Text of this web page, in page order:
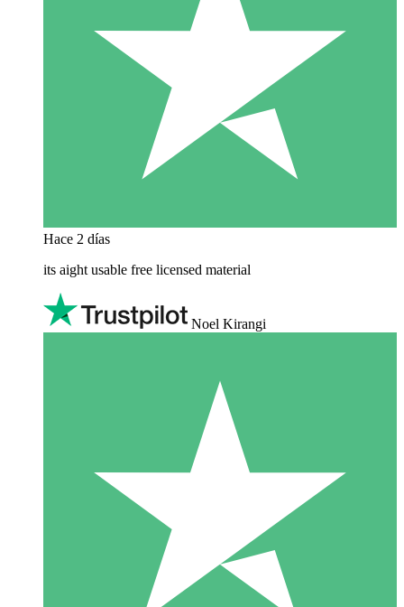
Hace 2 días
its aight usable free licensed material
Noel Kirangi